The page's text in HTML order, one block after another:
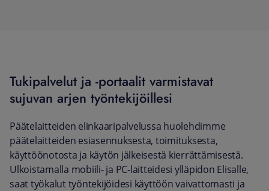
Tukipalvelut ja -portaalit varmistavat
sujuvan arjen työntekijöillesi
Päätelaitteiden elinkaaripalvelussa huolehdimme
päätelaitteiden esiasennuksesta, toimituksesta,
käyttöönotosta ja käytön jälkeisestä kierrättämisestä.
Ulkoistamalla mobiili- ja PC-laitteidesi ylläpidon Elisalle,
saat työkalut työntekijöidesi käyttöön vaivattomasti ja